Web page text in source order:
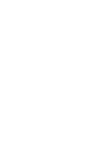
Al respecto, y
De la Torre ha
como la vivienda
falta de energía
vuelto a defender
turística por parte
también lleva en
cuestionado, al